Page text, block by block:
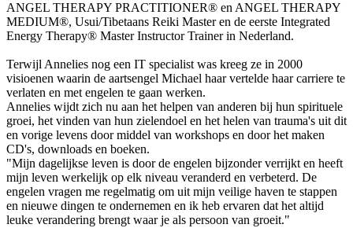
ANGEL THERAPY PRACTITIONER® en ANGEL THERAPY
MEDIUM®, Usui/Tibetaans Reiki Master en de eerste Integrated
Energy Therapy® Master Instructor Trainer in Nederland.
Terwijl Annelies nog een IT specialist was kreeg ze in 2000
visioenen waarin de aartsengel Michael haar vertelde haar carriere te
verlaten en met engelen te gaan werken.
Annelies wijdt zich nu aan het helpen van anderen bij hun spirituele
groei, het vinden van hun zielendoel en het helen van trauma's uit dit
en vorige levens door middel van workshops en door het maken
CD's, downloads en boeken.
"Mijn dagelijkse leven is door de engelen bijzonder verrijkt en heeft
mijn leven werkelijk op elk niveau veranderd en verbeterd. De
engelen vragen me regelmatig om uit mijn veilige haven te stappen
en nieuwe dingen te ondernemen en ik heb ervaren dat het altijd
leuke verandering brengt waar je als persoon van groeit."